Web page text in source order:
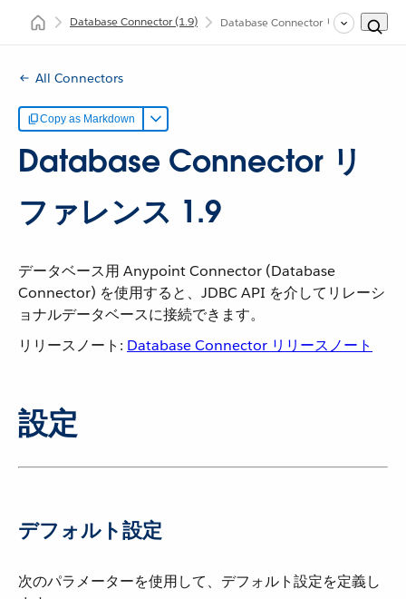
Database Connector(1.9) Database Connector リファレンス
All Connectors
Copy as Markdown
Database Connector リ
ファレンス 1.9
データベース用 Anypoint Connector (Database
Connector) を使用すると、JDBC API を介してリレーシ
ョナルデータベースに接続できます。
リリースノート: Database Connector リリースノート
設定
デフォルト設定
次のパラメーターを使用して、デフォルト設定を定義し